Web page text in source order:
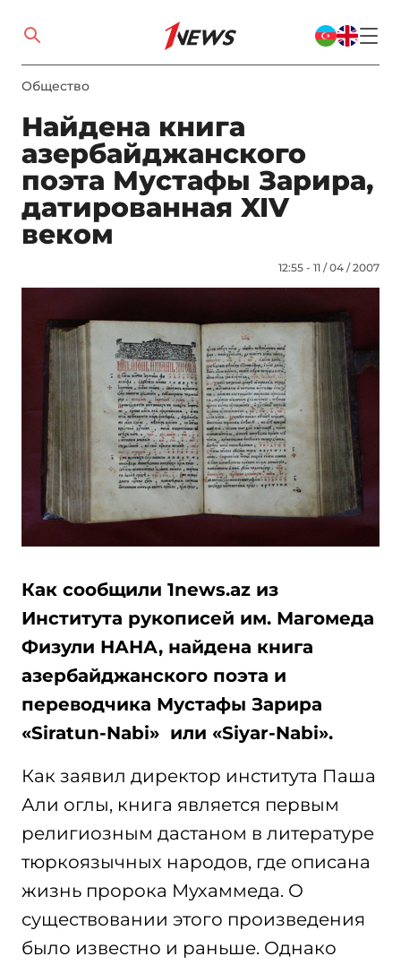
Общество
Найдена книга
азербайджанского
поэта Мустафы Зарира,
датированная XIV
веком
12:55 - 11 / 04 / 2007
Как сообщили 1news.az из
Института рукописей им. Магомеда
Физули НАНА, найдена книга
азербайджанского поэта и
переводчика Мустафы Зарира
«Siratun-Nabi» или «Siyar-Nabi».
Как заявил директор института Паша
Али оглы, книга является первым
религиозным дастаном в литературе
тюркоязычных народов, где описана
жизнь пророка Мухаммеда. О
существовании этого произведения
было известно и раньше. Однако